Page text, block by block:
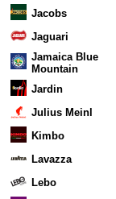
Jacobs
Jaguari
Jamaica Blue
Mountain
Jardin
Julius Meinl
Kimbo
Lavazza
Lebo